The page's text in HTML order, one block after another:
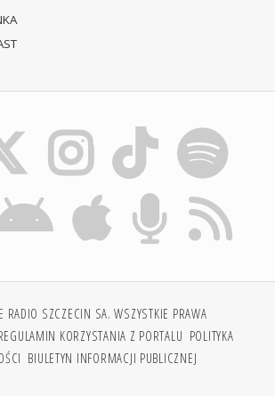
SZCZECIN SA. WSZYSTKIE PRAWA
KORZYSTANIA Z PORTALU POLITYKA
BIULETYN INFORMACJI PUBLICZNEJ